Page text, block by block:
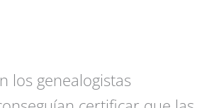
los genealogistas